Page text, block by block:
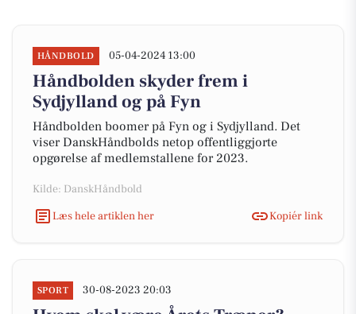
HÅNDBOLD 05-04-2024 13:00
Håndbolden skyder frem i
Sydjylland og på Fyn
Håndbolden boomer på Fyn og i Sydjylland. Det
viser DanskHåndbolds netop offentliggjorte
opgørelse af medlemstallene for 2023.
Kilde: DanskHåndbold
Læs hele artiklen her
Kopiér link
SPORT 30-08-2023 20:03